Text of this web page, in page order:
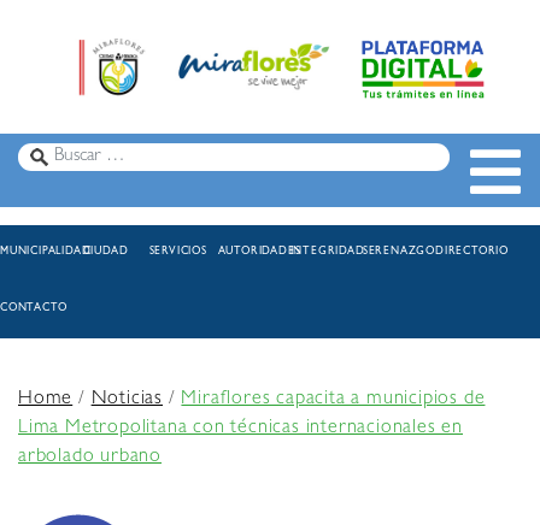
MUNICIPALIDADCIUDAD SERVICIOS AUTORIDADESINTEGRIDADSERENAZGODIRECTORIO
CONTACTO
Home/Noticias /Miraflores capacita a municipios de
Lima Metropolitana con técnicas internacionales en
arbolado urbano